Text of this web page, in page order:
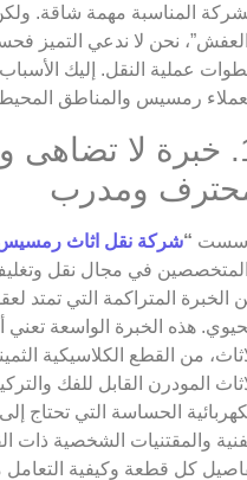
المناسبة مهمة شاقة.
نحن لا ندعي التميز
عملية النقل. إليك الأسباب
رمسيس والمناطق
1. خبرة لا
ومدرب
“شركة نقل اثاث
في مجال نقل وتغليف
الخبرة المتراكمة التي تمتد
هذه الخبرة الواسعة تعني
من القطع الكلاسيكية
المودرن القابل للفك
الحساسة التي تحتاج
والمقتنيات الشخصية ذات
كل قطعة وكيفية التعامل